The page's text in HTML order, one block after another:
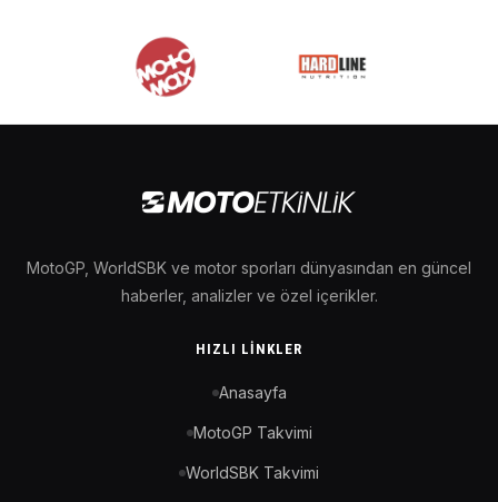
MotoGP, WorldSBK ve motor sporları dünyasından en güncel
haberler, analizler ve özel içerikler.
HIZLI LINKLER
Anasayfa
MotoGP Takvimi
WorldSBK Takvimi